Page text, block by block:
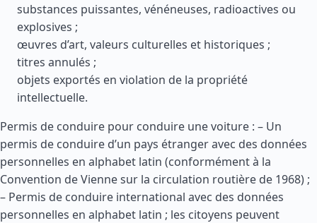
substances puissantes, vénéneuses, radioactives ou
explosives ;
œuvres d’art, valeurs culturelles et historiques ;
titres annulés ;
objets exportés en violation de la propriété
intellectuelle.
Permis de conduire pour conduire une voiture : – Un
permis de conduire d’un pays étranger avec des données
personnelles en alphabet latin (conformément à la
Convention de Vienne sur la circulation routière de 1968) ;
– Permis de conduire international avec des données
personnelles en alphabet latin ; les citoyens peuvent